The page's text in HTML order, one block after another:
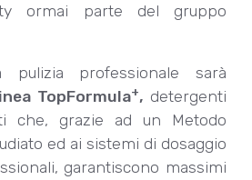
ormai parte del gruppo
pulizia professionale sarà
TopFormula+, detergenti
che, grazie ad un Metodo
ed ai sistemi di dosaggio
garantiscono massimi